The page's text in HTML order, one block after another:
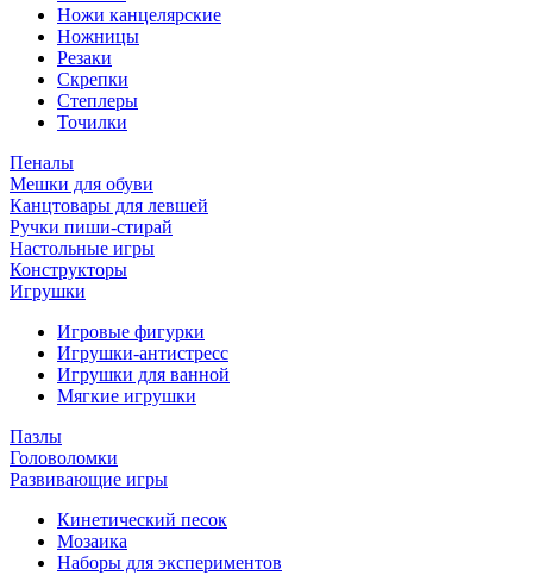
Ножи канцелярские
Ножницы
Резаки
Скрепки
Степлеры
Точилки
Пеналы
Мешки для обуви
Канцтовары для левшей
Ручки пиши-стирай
Настольные игры
Конструкторы
Игрушки
Игровые фигурки
Игрушки-антистресс
Игрушки для ванной
Мягкие игрушки
Пазлы
Головоломки
Развивающие игры
Кинетический песок
Мозаика
Наборы для экспериментов